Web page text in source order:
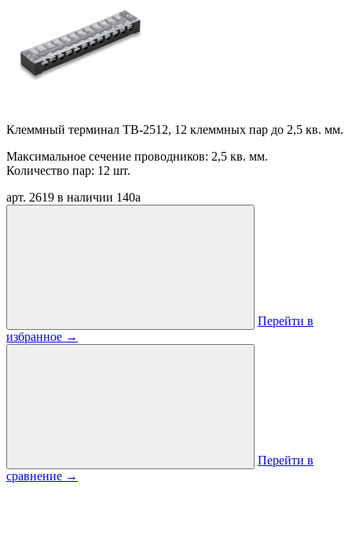
Клеммный терминал TB-2512, 12 клеммных пар до 2,5 кв. мм.
Максимальное сечение проводников: 2,5 кв. мм.
Количество пар: 12 шт.
арт. 2619 в наличии 140a
Перейти в
избранное →
Перейти в
сравнение →